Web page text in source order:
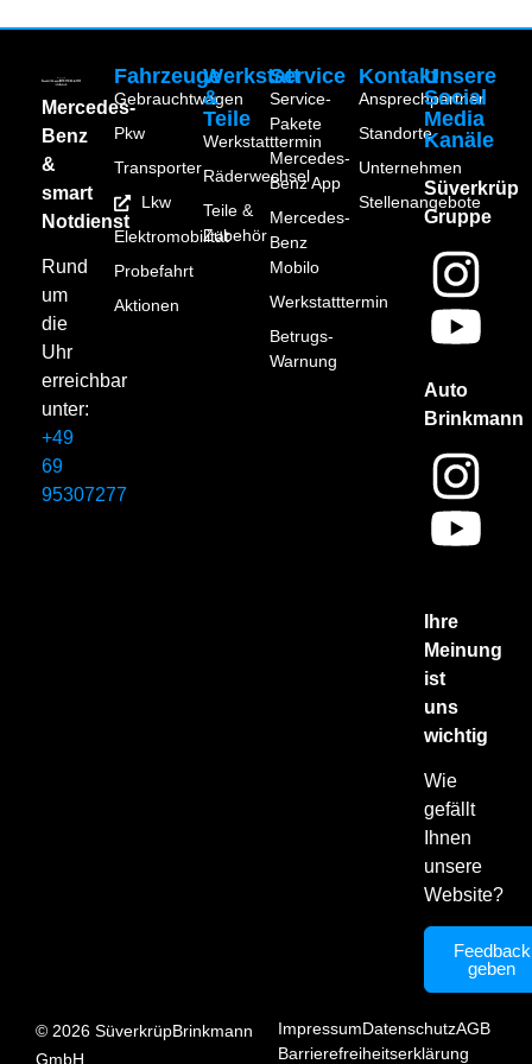
Mercedes-
Benz
&
smart
Notdienst
Rund
um
die
Uhr
erreichbar
unter:
+49
69
95307277
Fahrzeuge
Gebrauchtwagen
Pkw
Transporter
Lkw
Elektromobilität
Probefahrt
Aktionen
Werkstatt
&
Teile
Werkstatttermin
Räderwechsel
Teile &
Zubehör
Service
Service-
Pakete
Mercedes-
Benz App
Mercedes-
Benz
Mobilo
Werkstatttermin
Betrugs-
Warnung
Kontakt
Ansprechpartner
Standorte
Unternehmen
Stellenangebote
Unsere
Social
Media
Kanäle
Süverkrüp
Gruppe
Auto
Brinkmann
Ihre
Meinung
ist
uns
wichtig
Wie
gefällt
Ihnen
unsere
Website?
Feedback
geben
© 2026 SüverkrüpBrinkmann
GmbH
ImpressumDatenschutzAGB
Barrierefreiheitserklärung